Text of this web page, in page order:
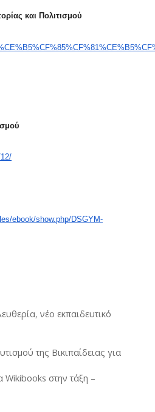
και Πολιτισμού
ebook/show.php/DSGYM-
, νέο εκπαιδευτικό
της Βικιπαίδειας για
Wikibooks στην τάξη –